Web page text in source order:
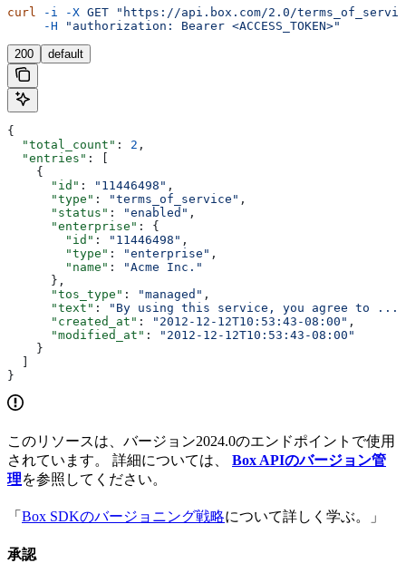
curl -i -X GET "https://api.box.com/2.0/
     -H
"authorization: Bearer <ACCESS_TOKEN>"
200 default
{
  "total_count"
: 2 ,
  "entries"
: [
    {
      "id"
: "11446498" ,
      "type"
: "terms_of_service" ,
      "status"
: "enabled" ,
      "enterprise"
: {
        "id"
: "11446498" ,
        "type"
: "enterprise" ,
        "name"
:
"Acme Inc."
      },
      "tos_type"
: "managed" ,
      "text"
:
"By using this service, you agree to ..."
      "created_at"
: "2012-12-12T10:53:43-08:00" ,
      "modified_at"
:
"2012-12-12T10:53:43-08:00"
    }
}
このリソースは、バージョン2024.0のエンドポイントで使用
されています。 詳細については、 Box APIのバージョン管
理を参照してください。
「 Box SDKのバージョニング戦略について詳しく学ぶ。」
承認